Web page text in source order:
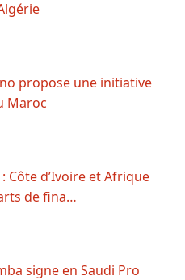
propose une initiative
Maroc
Côte d’Ivoire et Afrique
de fina…
signe en Saudi Pro